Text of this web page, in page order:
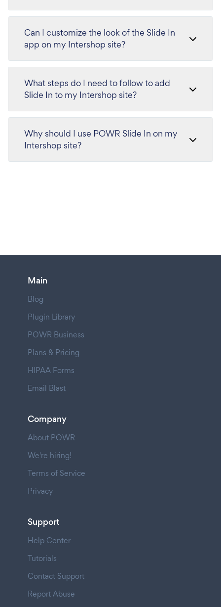
Can I customize the look of the Slide In
app on my Intershop site?
What steps do I need to follow to add
Slide In to my Intershop site?
Why should I use POWR Slide In on my
Intershop site?
Main
Blog
Plugin Library
POWR Business
Plans & Pricing
HIPAA Forms
Email Blast
Company
About POWR
We're hiring!
Terms of Service
Privacy
Support
Help Center
Tutorials
Contact Support
Report Abuse